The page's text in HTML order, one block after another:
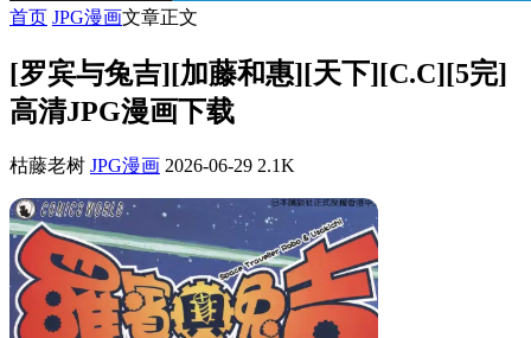
首页 JPG漫画文章正文
[罗宾与兔吉][加藤和惠][天下][C.C][5完]
高清JPG漫画下载
枯藤老树 JPG漫画 2026-06-29 2.1K